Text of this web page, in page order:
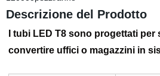
Descrizione del Prodotto
I tubi LED T8 sono progettati
convertire uffici o magazzini in